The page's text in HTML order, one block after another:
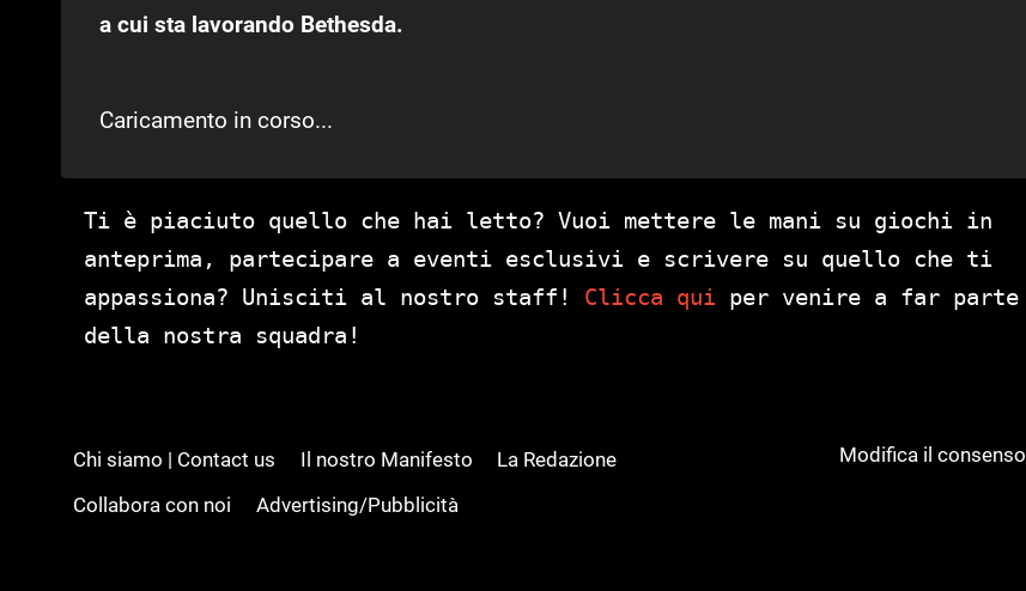
a cui sta lavorando Bethesda.
Caricamento in corso...
Ti è piaciuto quello che hai letto? Vuoi mettere le mani su giochi in
anteprima, partecipare a eventi esclusivi e scrivere su quello che ti
appassiona? Unisciti al nostro staff! Clicca qui per venire a far parte
della nostra squadra!
Chi siamo | Contact us Il nostro Manifesto
La Redazione
Collabora con noi
Advertising/Pubblicità
Modifica il consenso